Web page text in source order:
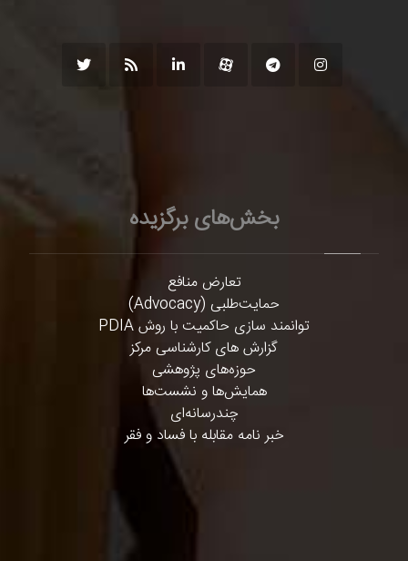
بخش‌های برگزیده
تعارض منافع
حمایت‌طلبی (Advocacy)
توانمند سازی حاکمیت با روش PDIA
گزارش های کارشناسی مرکز
حوزه‌های پژوهشی
همایش‌ها و نشست‌ها
چندرسانه‌ای
خبر نامه مقابله با فساد و فقر